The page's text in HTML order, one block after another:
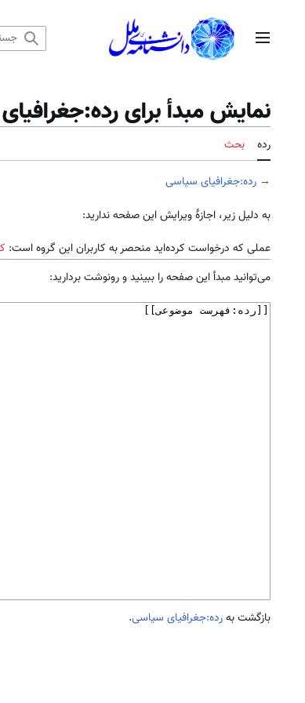
منوی اصلی
نمایش مبدأ برای
رده بحث
→ رده:جغرافیای سیاسی
به دلیل زیر، اجازهٔ ویرایش این صفحه ندارید:
عملی که درخواست کرده‌اید منحصر به کاربران این گروه است:
می‌توانید مبدأ این صفحه را ببینید و رونوشت بردارید:
بازگشت بهرده:جغرافیای سیاسی.